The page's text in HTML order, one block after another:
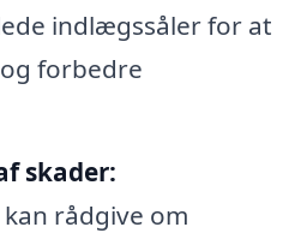
indlægssåler for at
forbedre
skader:
rådgive om